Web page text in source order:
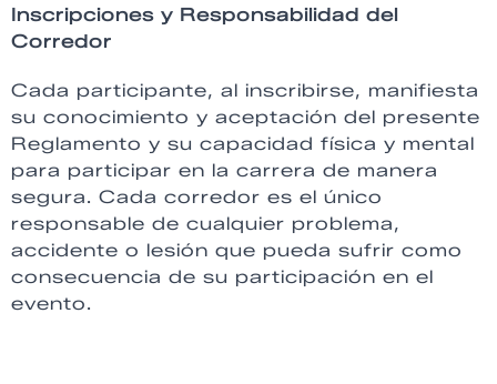
Inscripciones y Responsabilidad del
Corredor
Cada participante, al inscribirse, manifiesta
su conocimiento y aceptación del presente
Reglamento y su capacidad física y mental
para participar en la carrera de manera
segura. Cada corredor es el único
responsable de cualquier problema,
accidente o lesión que pueda sufrir como
consecuencia de su participación en el
evento.